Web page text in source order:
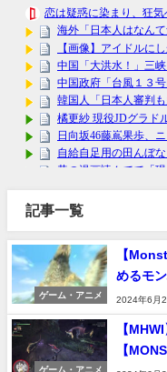
記事一覧
ゲーム・アニメ
【
めるモ
2024年6月
ゲーム・アニメ
【
【